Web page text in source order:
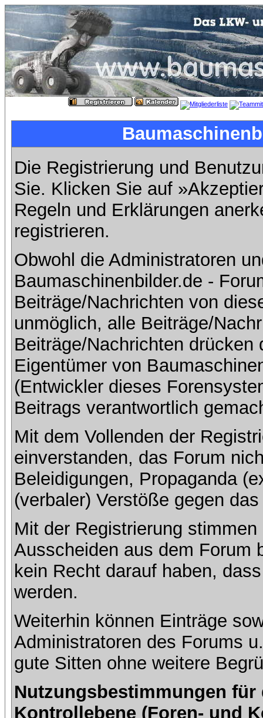
Die Registrierung und
Sie. Klicken Sie auf
Regeln und Erklärungen
registrieren.
Obwohl die Administratoren
Baumaschinenbilder.de -
Beiträge/Nachrichten von
unmöglich, alle Beiträge/
Beiträge/Nachrichten
Eigentümer von
(Entwickler dieses
Beitrags verantwortlich
Mit dem Vollenden der
einverstanden, das Forum
Beleidigungen, Propaganda
(verbaler) Verstöße gegen
Mit der Registrierung
Ausscheiden aus dem Forum
kein Recht darauf haben,
werden.
Weiterhin können Einträge
Administratoren des Forums
gute Sitten ohne weitere
Nutzungsbestimmungen
Kontrollebene (Foren- und